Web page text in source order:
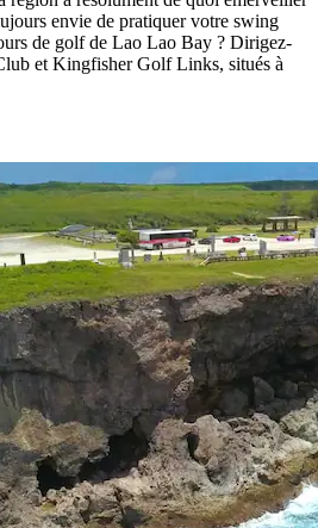
envie de pratiquer votre swing
de golf de Lao Lao Bay ? Dirigez-
et Kingfisher Golf Links, situés à